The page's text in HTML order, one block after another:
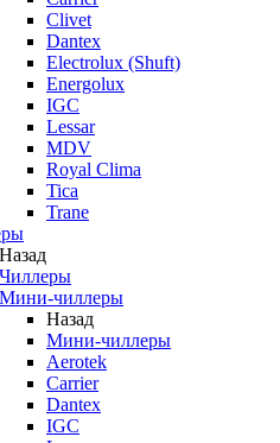
Clivet
Dantex
Electrolux (Shuft)
Energolux
IGC
Lessar
MDV
Royal Clima
Tica
Trane
Назад
Чиллеры
Мини-чиллеры
Назад
Мини-чиллеры
Aerotek
Carrier
Dantex
IGC